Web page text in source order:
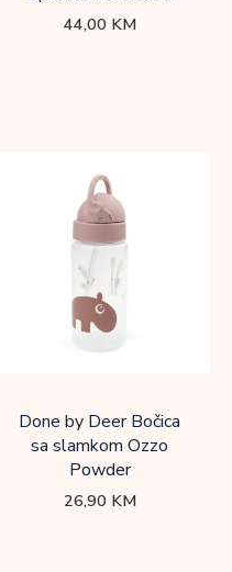
44,00 KM
Done by Deer Bočica
sa slamkom Ozzo
Powder
26,90 KM